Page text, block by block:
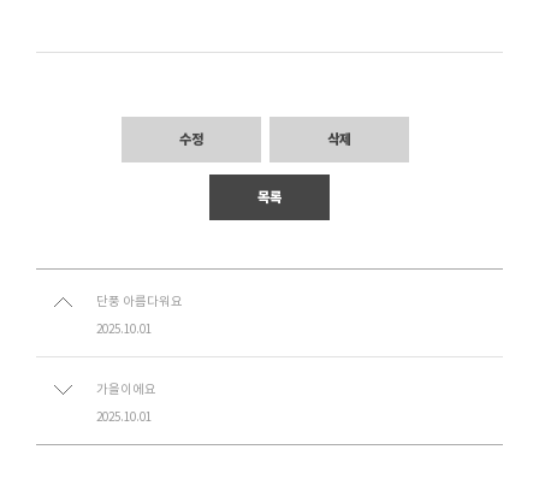
수정 삭제
목록
단풍 아름다워요
2025.10.01
가을이에요
2025.10.01